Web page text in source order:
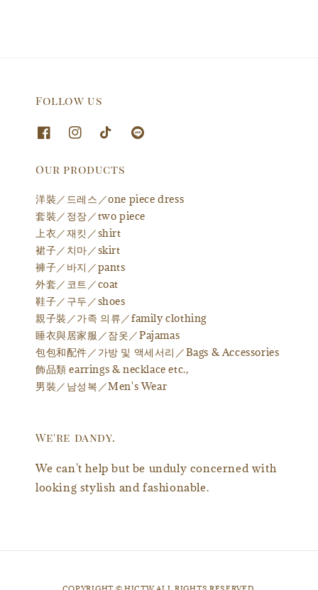
Follow us
Our products
洋裝／드레스／one piece dress
套裝／정장／two piece
上衣／재킷／shirt
裙子／치마／skirt
褲子／바지／pants
外套／코트／coat
鞋子／구두／shoes
親子裝／가족 의류／family clothing
睡衣與居家服／잠옷／Pajamas
包包和配件／가방 및 액세서리／Bags & Accessories
飾品類 earrings & necklace etc.,
男裝／남성복／Men's Wear
We're dandy.
We can't help but be unduly concerned with
looking stylish and fashionable.